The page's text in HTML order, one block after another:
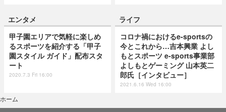
エンタメ
甲子園エリアで気軽に楽しめ
るスポーツを紹介する「甲子
園スタイル ガイド」配布スタ
ート
2020.7.3 Fri 16:00
ライフ
コロナ禍におけるe-sportsの
今とこれから…吉本興業 よし
もとスポーツ e-sports事業部
よしもとゲーミング 山本英二
郎氏［インタビュー］
2021.6.16 Wed 16:00
ホーム